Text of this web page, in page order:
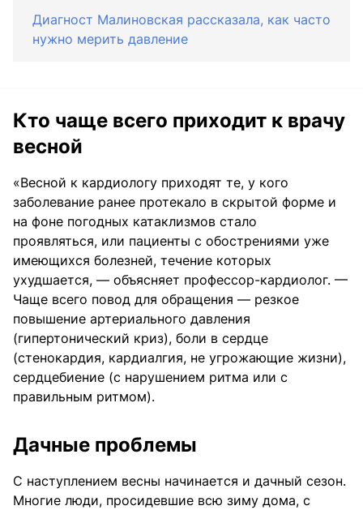
Диагност Малиновская рассказала, как часто
нужно мерить давление
Кто чаще всего приходит к врачу
весной
«Весной к кардиологу приходят те, у кого
заболевание ранее протекало в скрытой форме и
на фоне погодных катаклизмов стало
проявляться, или пациенты с обострениями уже
имеющихся болезней, течение которых
ухудшается, — объясняет профессор-кардиолог. —
Чаще всего повод для обращения — резкое
повышение артериального давления
(гипертонический криз), боли в сердце
(стенокардия, кардиалгия, не угрожающие жизни),
сердцебиение (с нарушением ритма или с
правильным ритмом).
Дачные проблемы
С наступлением весны начинается и дачный сезон.
Многие люди, просидевшие всю зиму дома, с